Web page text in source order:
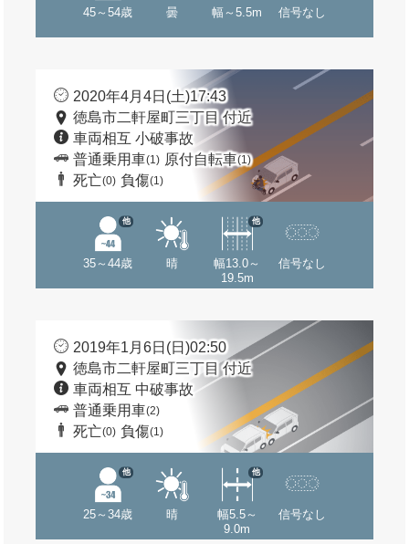
45～54歳 曇 幅～5.5m 信号なし
2020年4月4日(土)17:43
徳島市二軒屋町三丁目 付近
車両相互 小破事故
普通乗用車(1) 原付自転車(1)
死亡(0) 負傷(1)
35～44歳
他
晴
幅13.0～
19.5m
他
信号なし
2019年1月6日(日)02:50
徳島市二軒屋町三丁目 付近
車両相互 中破事故
普通乗用車(2)
死亡(0) 負傷(1)
25～34歳
他
晴
幅5.5～
9.0m
他
信号なし